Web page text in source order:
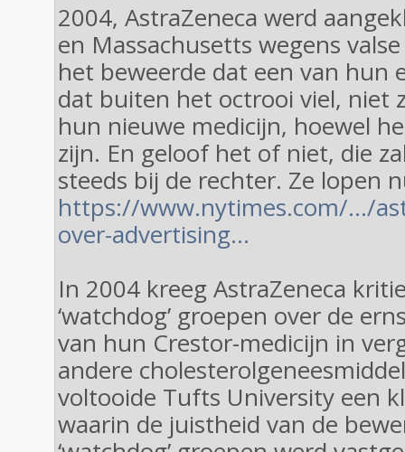
2004, AstraZeneca werd
en Massachusetts wegens
het beweerde dat een van hun
dat buiten het octrooi viel, niet
hun nieuwe medicijn, hoewel
zijn. En geloof het of niet, die
steeds bij de rechter. Ze lopen
https://www.nytimes.com/…/
over-advertising…
In 2004 kreeg AstraZeneca
‘watchdog’ groepen over de
van hun Crestor-medicijn in
andere
voltooide Tufts University een
waarin de juistheid van de